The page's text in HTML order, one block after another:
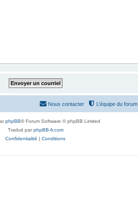
L’équipe du forum
Nous contacter
phpBB® Forum Software © phpBB Limited
Traduit parphpBB-fr.com
Confidentialité | Conditions